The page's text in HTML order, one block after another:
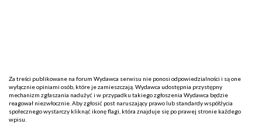
Za treści publikowane na forum Wydawca serwisu nie ponosi odpowiedzialności i są one
wyłącznie opiniami osób, które je zamieszczają. Wydawca udostępnia przystępny
mechanizm zgłaszania nadużyć i w przypadku takiego zgłoszenia Wydawca będzie
reagował niezwłocznie. Aby zgłosić post naruszający prawo lub standardy współżycia
społecznego wystarczy kliknąć ikonę flagi, która znajduje się po prawej stronie każdego
wpisu.